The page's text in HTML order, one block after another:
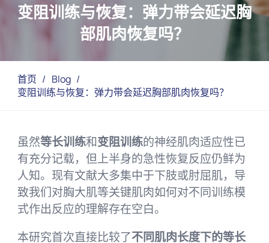
变阻训练与恢复：弹力带会延迟胸
部肌肉恢复吗？
首页 / Blog /
变阻训练与恢复：弹力带会延迟胸部肌肉恢复吗？
虽然等长训练和变阻训练的神经肌肉适应性已
有充分记载，但上半身的急性恢复反应仍鲜为
人知。现有文献大多集中于下肢或肘屈肌，导
致我们对胸大肌等关键肌肉如何对不同训练模
式作出反应的理解存在空白。
本研究首次直接比较了不同肌肉长度下的等长